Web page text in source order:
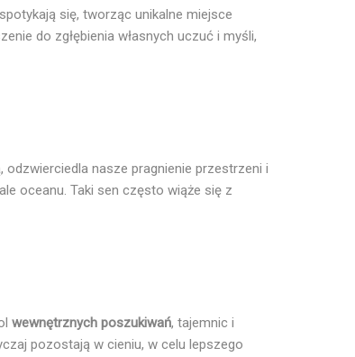
się, tworząc unikalne miejsce
do zgłębienia własnych uczuć i myśli,
nasze pragnienie przestrzeni i
oceanu. Taki sen często wiąże się z
wewnętrznych poszukiwań, tajemnic i
pozostają w cieniu, w celu lepszego